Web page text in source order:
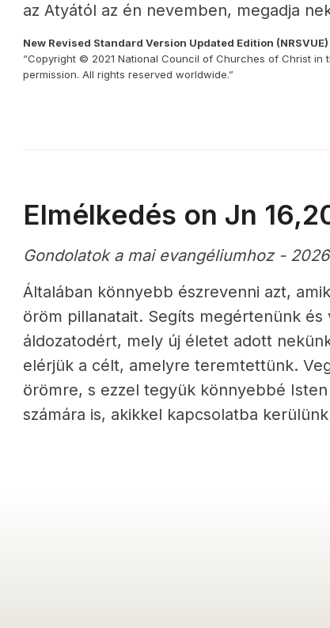
az Atyától az én nevemben, megadja
New Revised Standard Version Updated Edition (NRSVUE)
“Copyright © 2021 National Council of Churches of Christ in
permission. All rights reserved worldwide.”
Elmélkedés on Jn
Gondolatok a mai evangéliumhoz -
Általában könnyebb észrevenni azt,
öröm pillanatait. Segíts megértenünk
áldozatodért, mely új életet adott
elérjük a célt, amelyre teremtettünk.
örömre, s ezzel tegyük könnyebbé
számára is, akikkel kapcsolatba